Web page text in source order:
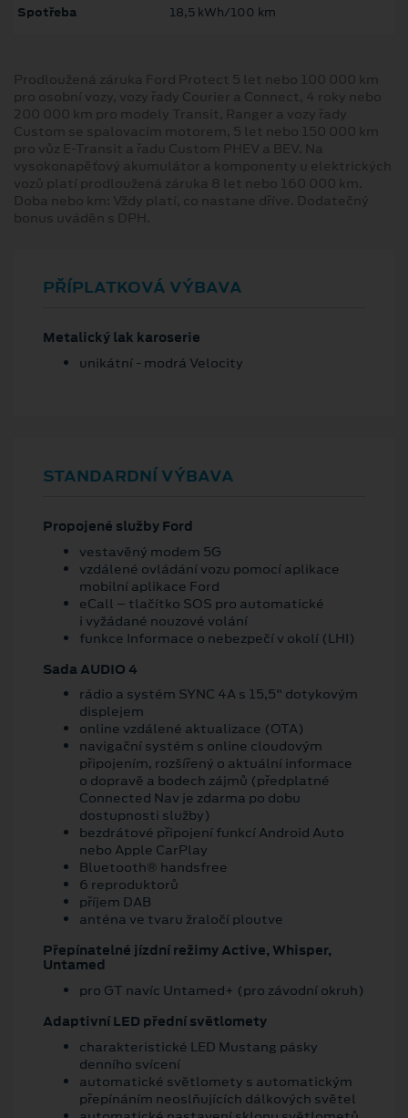
Spotřeba 18,5 kWh/100 km
Prodloužená záruka Ford Protect 5 let nebo 100 000 km
pro osobní vozy, vozy řady Courier a Connect, 4 roky nebo
200 000 km pro modely Transit, Ranger a vozy řady
Custom se spalovacím motorem, 5 let nebo 150 000 km
pro vůz E-Transit a řadu Custom PHEV a BEV. Na
vysokonapěťový akumulátor a komponenty u elektrických
vozů platí prodloužená záruka 8 let nebo 160 000 km.
Doba nebo km: Vždy platí, co nastane dříve. Dodatečný
bonus uváděn s DPH.
PŘÍPLATKOVÁ VÝBAVA
Metalický lak karoserie
unikátní - modrá Velocity
STANDARDNÍ VÝBAVA
Propojené služby Ford
vestavěný modem 5G
vzdálené ovládání vozu pomocí aplikace
mobilní aplikace Ford
eCall – tlačítko SOS pro automatické
i vyžádané nouzové volání
funkce Informace o nebezpečí v okolí (LHI)
Sada AUDIO 4
rádio a systém SYNC 4A s 15,5" dotykovým
displejem
online vzdálené aktualizace (OTA)
navigační systém s online cloudovým
připojením, rozšířený o aktuální informace
o dopravě a bodech zájmů (předplatné
Connected Nav je zdarma po dobu
dostupnosti služby)
bezdrátové připojení funkcí Android Auto
nebo Apple CarPlay
Bluetooth® handsfree
6 reproduktorů
příjem DAB
anténa ve tvaru žraločí ploutve
Přepínatelné jízdní režimy Active, Whisper,
Untamed
pro GT navíc Untamed+ (pro závodní okruh)
Adaptivní LED přední světlomety
charakteristické LED Mustang pásky
denního svícení
automatické světlomety s automatickým
přepínáním neoslňujících dálkových světel